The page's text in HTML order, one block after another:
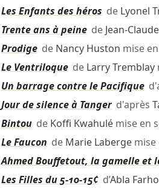
Les Enfants des héros de Lyonel
Trente ans à peinede Jean-
Prodigede Nancy Huston mise
Le Ventriloquede Larry Tremblay
Un barrage contre le Pacifique
Jour de silence à Tangerd'après
Bintoude Koffi Kwahulémise en
Le Faucon de Marie Labergemise
Ahmed Bouffetout, la gamelle et
Les Filles du 5-10-15¢d’Abla